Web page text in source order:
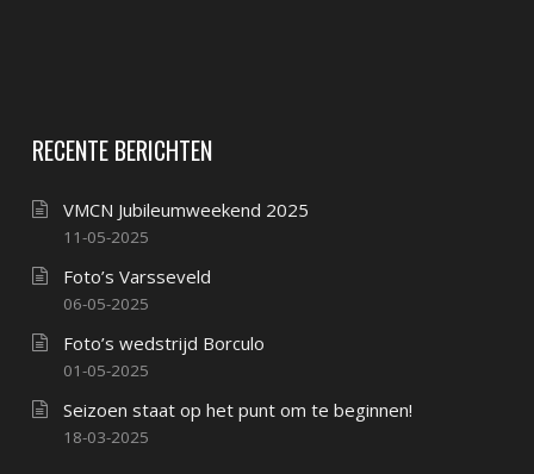
RECENTE BERICHTEN
VMCN Jubileumweekend 2025
11-05-2025
Foto’s Varsseveld
06-05-2025
Foto’s wedstrijd Borculo
01-05-2025
Seizoen staat op het punt om te beginnen!
18-03-2025